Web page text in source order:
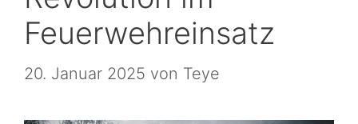
Feuerwehreinsatz
20. Januar 2025 von Teye